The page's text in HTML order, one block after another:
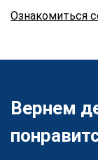
Ознакомиться
Вернем